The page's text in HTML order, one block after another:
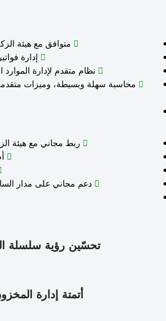
متوافق مع هيئة
إدارة
نظام متقدم لإدارة الموارد
محاسبة سهلة وبسيطة، وميزات
ربط مجاني مع هيئة
دعم مجاني على مدار
تحسّين رؤية سلسلة
أتمتة إدارة